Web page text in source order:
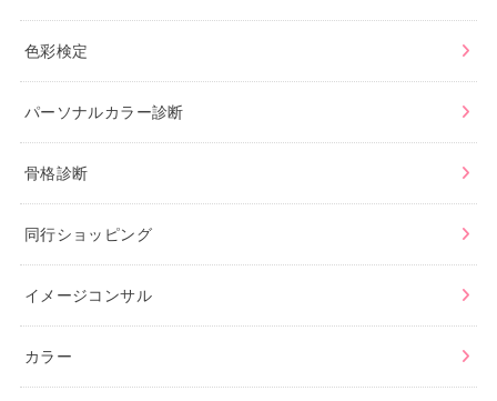
色彩検定
パーソナルカラー診断
骨格診断
同行ショッピング
イメージコンサル
カラー